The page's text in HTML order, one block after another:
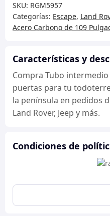
pulgadas
gasolina
-
1974
2
puertas
cantidad
SKU: RGM5957
Categorías: Escape, Land
Acero Carbono de 109
Características y
Compra Tubo
puertas para tu
la península en pedidos
Land Rover, Jeep y más.
Condiciones de